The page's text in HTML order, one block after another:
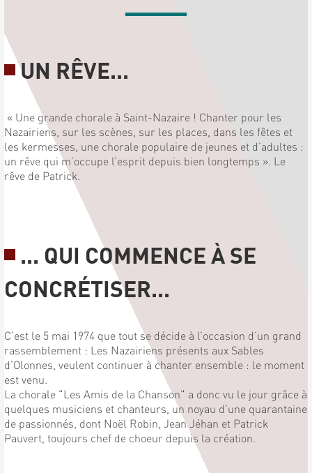
UN RÊVE...
« Une grande chorale à Saint-Nazaire ! Chanter pour les
Nazairiens, sur les scènes, sur les places, dans les fêtes et
les kermesses, une chorale populaire de jeunes et d’adultes :
un rêve qui m’occupe l’esprit depuis bien longtemps ». Le
rêve de Patrick.
... QUI COMMENCE À SE
CONCRÉTISER...
C’est le 5 mai 1974 que tout se décide à l’occasion d’un grand
rassemblement : Les Nazairiens présents aux Sables
d’Olonnes, veulent continuer à chanter ensemble : le moment
est venu.
La chorale "Les Amis de la Chanson" a donc vu le jour grâce à
quelques musiciens et chanteurs, un noyau d’une quarantaine
de passionnés, dont Noël Robin, Jean Jéhan et Patrick
Pauvert, toujours chef de choeur depuis la création.